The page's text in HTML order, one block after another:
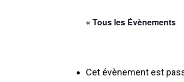
« Tous les Évènements
Cet évènement est